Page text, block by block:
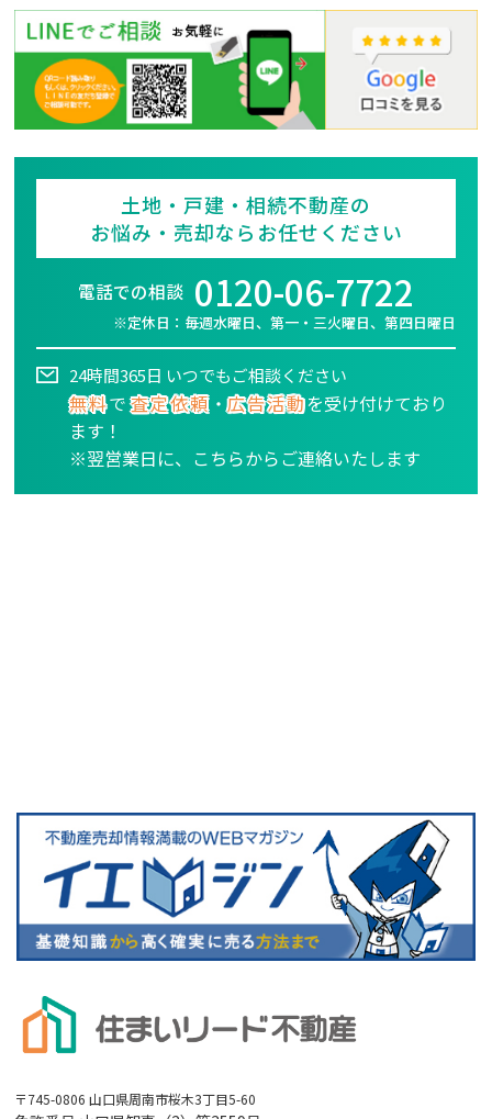
土地・戸建・相続不動産の
お悩み・売却ならお任せください
電話での相談 0120-06-7722
※定休日：毎週水曜日、第一・三火曜日、第四日曜日
24時間365日 いつでもご相談ください
無料で査定依頼 ・広告活動を受け付けており
ます！
※翌営業日に、こちらからご連絡いたします
〒745-0806 山口県周南市桜木3丁目5-60